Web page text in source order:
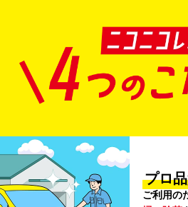
プロ
ご利用の